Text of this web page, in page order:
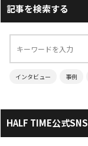
記事を検索する
インタビュー 事例
HALF TIME公式SNS